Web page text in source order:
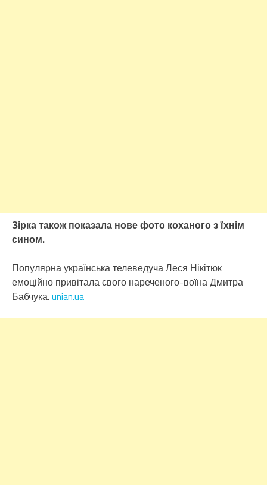
Зірка також показала нове фото коханого з їхнім
сином.
Популярна українська телеведуча Леся Нікітюк
емоційно привітала свого нареченого-воїна Дмитра
Бабчука. unian.ua